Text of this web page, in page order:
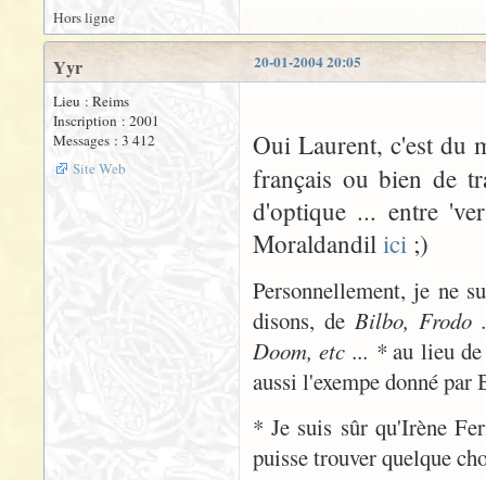
Hors ligne
20-01-2004 20:05
Yyr
Lieu : Reims
Inscription : 2001
Messages : 3 412
Site Web
Oui Laurent, c'est du
français ou bien de
d'optique ... entre
Moraldandil ici ;)
Personnellement, je ne
disons, de Bilbo, Frodo
Doom, etc ... * au lieu
aussi l'exempe donné par
* Je suis sûr qu'Irène
puisse trouver quelque